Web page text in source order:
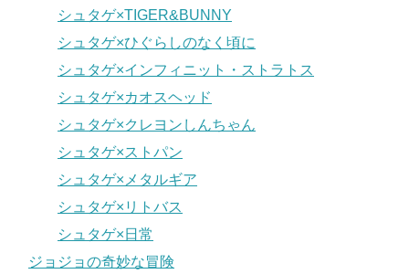
シュタゲ×TIGER&BUNNY
シュタゲ×ひぐらしのなく頃に
シュタゲ×インフィニット・ストラトス
シュタゲ×カオスヘッド
シュタゲ×クレヨンしんちゃん
シュタゲ×ストパン
シュタゲ×メタルギア
シュタゲ×リトバス
シュタゲ×日常
ジョジョの奇妙な冒険